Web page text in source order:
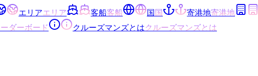
エリアエリア 客船客船 国国 寄港地寄港地
ーダーボード クルーズマンズとはクルーズマンズとは